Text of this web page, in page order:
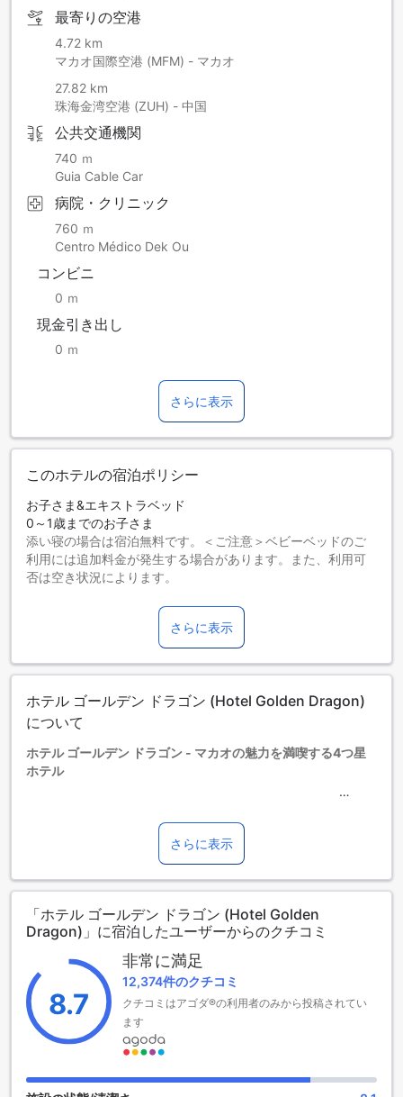
最寄りの空港
4.72 km
マカオ国際空港 (MFM) - マカオ
27.82 km
珠海金湾空港 (ZUH) - 中国
公共交通機関
740 ｍ
Guia Cable Car
病院・クリニック
760 ｍ
Centro Médico Dek Ou
コンビニ
0 ｍ
現金引き出し
0 ｍ
さらに表示
このホテルの宿泊ポリシー
お子さま&エキストラベッド
0～1歳までのお子さま
添い寝の場合は宿泊無料です。＜ご注意＞ベビーベッドのご
利用には追加料金が発生する場合があります。また、利用可
否は空き状況によります。
添い寝の場合は宿泊無料です。
13歳以上の宿泊者は大人とみなされます。
エキストラベッドの追加可否は、ルームタイプにより異なり
ます。各ルームタイプ欄の記載をお確かめください。ルーム
ていない場合は、エキストラベッドの追加はできません。
【ご注意】6部屋以上をご予約の場合は、異なるご予約条件や
さらに表示
ホテル ゴールデン ドラゴン (Hotel Golden Dragon)
について
ホテル ゴールデン ドラゴン - マカオの魅力を満喫する4つ星
ホテル
マカオの中心からわずか5.8kmの距離に位置するホテル ゴー
ルデン ドラゴンは、2005年に建設され、2021年には改装を
施された4つ星ホテルです。空港からはわずか15分のアクセス
で、ビジネスや観光に最適なロケーションを誇ります。483
室の客室は、快適さとスタイルを兼ね備え、訪れるすべての
ゲストに心地よい滞在を提供します。
チェックインは午後3時から可能で、チェックアウトは正午12
時まで対応していますので、柔軟なスケジュールでの滞在が
楽しめます。また、2歳から12歳までのお子様は無料で宿泊で
きるため、家族旅行にもぴったりの環境が整っています。ホ
テル ゴールデン ドラゴンで、マカオの魅力を存分に体験して
ください。
ホテル ゴールデン ドラゴンのスポーツ施設
さらに表示
「ホテル ゴールデン ドラゴン (Hotel Golden
Dragon)」に宿泊したユーザーからのクチコミ
8.7
非常に満足
12,374件のクチコミ
クチコミはアゴダ®の利用者のみから投稿されてい
ます